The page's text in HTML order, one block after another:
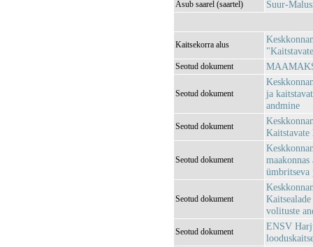
Asub saarel (saartel) Suur-
Kaitsekorra alus
Seotud dokument
Seotud dokument
ja
andmine
Seotud dokument
Kaitstavate
Seotud dokument
Seotud dokument
volituste
Seotud dokument
ENSV